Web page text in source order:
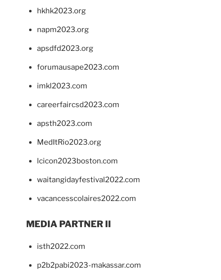
hkhk2023.org
napm2023.org
apsdfd2023.org
forumausape2023.com
imkl2023.com
careerfaircsd2023.com
apsth2023.com
MedItRio2023.org
lcicon2023boston.com
waitangidayfestival2022.com
vacancesscolaires2022.com
MEDIA PARTNER II
isth2022.com
p2b2pabi2023-makassar.com